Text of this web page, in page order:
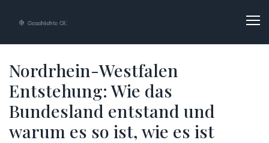
Nordrhein-Westfalen
Entstehung: Wie das
Bundesland entstand und
warum es so ist, wie es ist